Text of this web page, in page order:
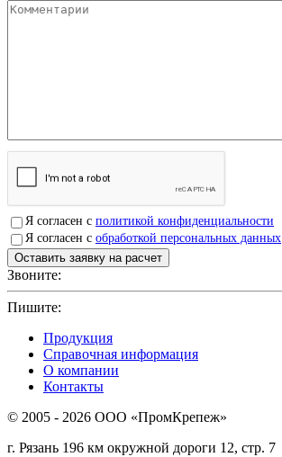
Я согласен с политикой конфиденциальности
Я согласен с обработкой персональных данных
Звоните:
Пишите:
Продукция
Справочная информация
О компании
Контакты
© 2005 - 2026 OOO «ПромКрепеж»
г. Рязань 196 км окружной дороги 12, стр. 7